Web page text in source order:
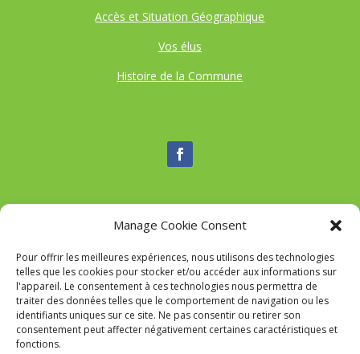
Manage Cookie Consent
Pour offrir les meilleures expériences, nous utilisons des technologies
telles que les cookies pour stocker et/ou accéder aux informations sur
l'appareil. Le consentement à ces technologies nous permettra de
traiter des données telles que le comportement de navigation ou les
identifiants uniques sur ce site. Ne pas consentir ou retirer son
consentement peut affecter négativement certaines caractéristiques et
fonctions.
Accès et Situation Géographique
Vos élus
Histoire de la Commune
Nous contacter
Tél :04 95 52 84 88
Mail:commune-de-tavaco@orange.fr
Adresse :Figarella 20167 TAVACO